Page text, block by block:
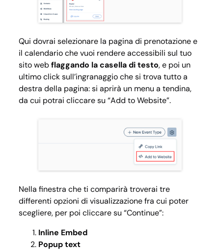
Qui dovrai selezionare la pagina di prenotazione e
il calendario che vuoi rendere accessibili sul tuo
sito webflaggando la casella di testo, e poi un
ultimo click sull’ingranaggio che si trova tutto a
destra della pagina: si aprirà un menu a tendina,
da cui potrai cliccare su “Add to Website”.
Nella finestra che ti comparirà troverai tre
differenti opzioni di visualizzazione fra cui poter
scegliere, per poi cliccare su “Continue”:
Inline Embed
Popup text